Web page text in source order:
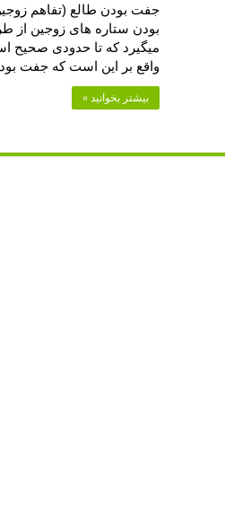
جفت بودن طالع (تفاهم
بودن ستاره های زوجین
میگیرد که تا حدودی صحیح
واقع بر این است که جفت
بیشتر بخوانید »